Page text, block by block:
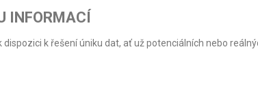
INFORMACÍ
k řešení úniku dat, ať už potenciálních nebo